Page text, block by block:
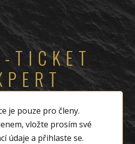
TICKET
je pouze pro členy.
vložte prosím své
údaje a přihlaste se.